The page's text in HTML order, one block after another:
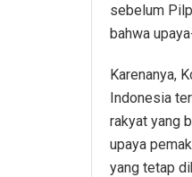
sebelum
bahwa
Karenanya,
Indonesia
rakyat yang
upaya
yang tetap